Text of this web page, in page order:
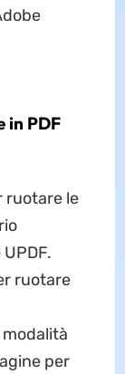
in PDF
ruotare le
ruotare
per